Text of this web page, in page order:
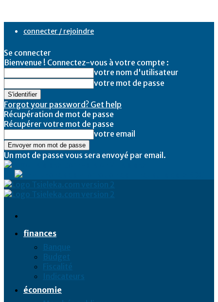
connecter / rejoindre
Se connecter
Bienvenue ! Connectez-vous à votre compte :
votre nom d'utilisateur
votre mot de passe
Forgot your password? Get help
Récupération de mot de passe
Récupérer votre mot de passe
votre email
Un mot de passe vous sera envoyé par email.
finances
Banque
Budget
Fiscalité
Indicateurs
économie